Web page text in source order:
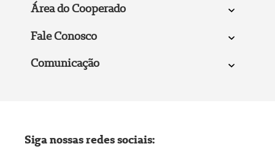
Área do Cooperado
Fale Conosco
Comunicação
Siga nossas redes sociais: